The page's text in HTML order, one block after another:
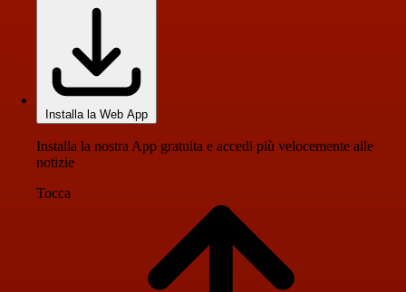
Installa la Web App
Installa la nostra App gratuita e accedi più velocemente alle
notizie
Tocca